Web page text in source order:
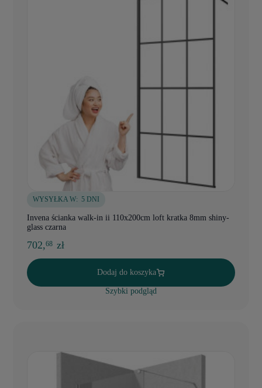
WYSYŁKA W: 5 DNI
Invena ścianka walk-in ii 110x200cm loft kratka 8mm shiny-
glass czarna
702,68 zł
Dodaj do koszyka
Szybki podgląd